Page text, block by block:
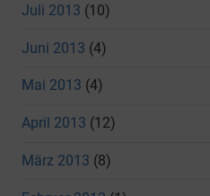
Juli 2013 (10)
Juni 2013 (4)
Mai 2013 (4)
April 2013 (12)
März 2013 (8)